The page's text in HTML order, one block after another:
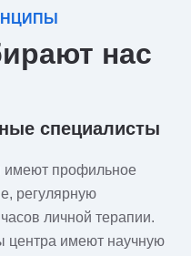
нас
специалисты
имеют профильное
регулярную
личной терапии.
центра имеют научную